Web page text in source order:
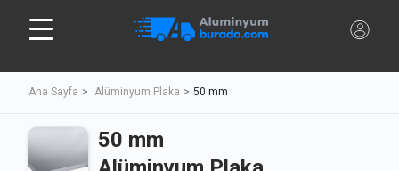
Ana Sayfa Alüminyum Plaka 50 mm
50 mm